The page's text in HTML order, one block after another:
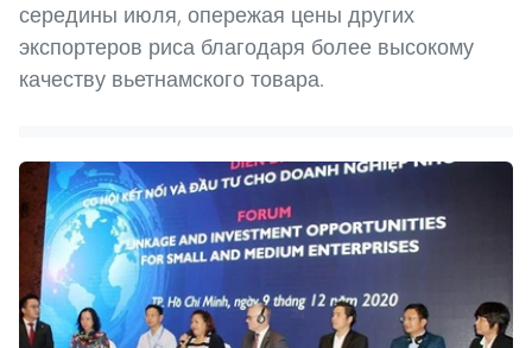
середины июля, опережая цены других
экспортеров риса благодаря более высокому
качеству вьетнамского товара.